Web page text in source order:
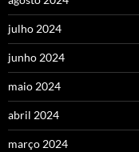
julho 2024
junho 2024
maio 2024
abril 2024
março 2024